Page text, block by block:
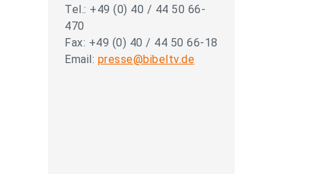
Tel.: +49 (0) 40 / 44 50 66-
470
Fax: +49 (0) 40 / 44 50 66-18
Email: presse@bibeltv.de